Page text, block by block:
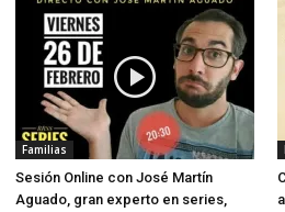
Familias
Sesión Online con José Martín
Aguado, gran experto en series,